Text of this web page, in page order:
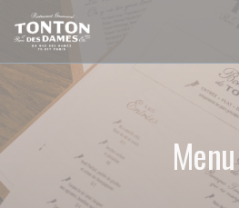
Personalizzazione delle tue scelte sui cookie
Menu